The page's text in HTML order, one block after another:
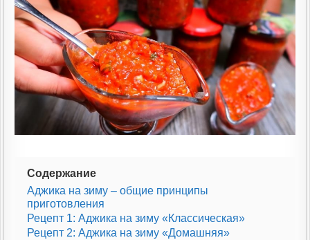
Содержание
Аджика на зиму – общие принципы
приготовления
Рецепт 1: Аджика на зиму «Классическая»
Рецепт 2: Аджика на зиму «Домашняя»